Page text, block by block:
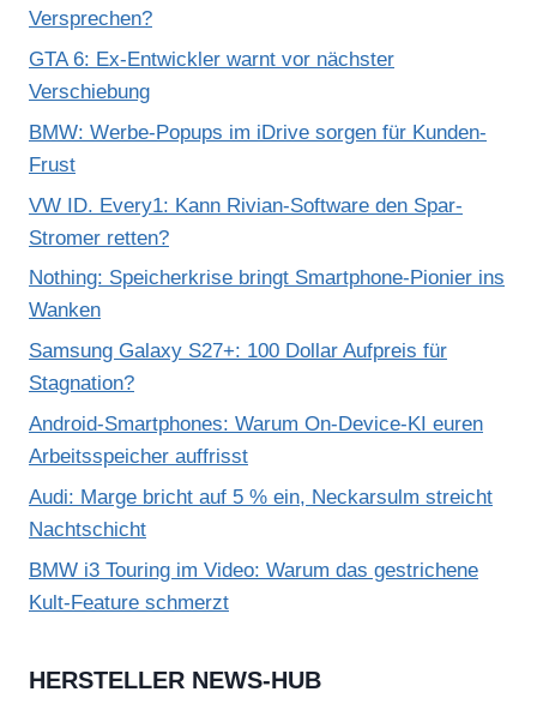
Versprechen?
GTA 6: Ex-Entwickler warnt vor nächster
Verschiebung
BMW: Werbe-Popups im iDrive sorgen für Kunden-
Frust
VW ID. Every1: Kann Rivian-Software den Spar-
Stromer retten?
Nothing: Speicherkrise bringt Smartphone-Pionier ins
Wanken
Samsung Galaxy S27+: 100 Dollar Aufpreis für
Stagnation?
Android-Smartphones: Warum On-Device-KI euren
Arbeitsspeicher auffrisst
Audi: Marge bricht auf 5 % ein, Neckarsulm streicht
Nachtschicht
BMW i3 Touring im Video: Warum das gestrichene
Kult-Feature schmerzt
HERSTELLER NEWS-HUB